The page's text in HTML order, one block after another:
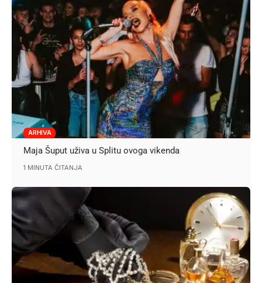
ARHIVA
Maja Šuput uživa u Splitu ovoga vikenda
1 MINUTA ČITANJA